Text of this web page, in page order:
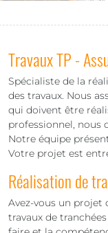
Travaux TP -
Spécialiste de la
des travaux. Nous
qui doivent être
professionnel, nous
Notre équipe
Votre projet est
Réalisation de
Avez-vous un projet
travaux de